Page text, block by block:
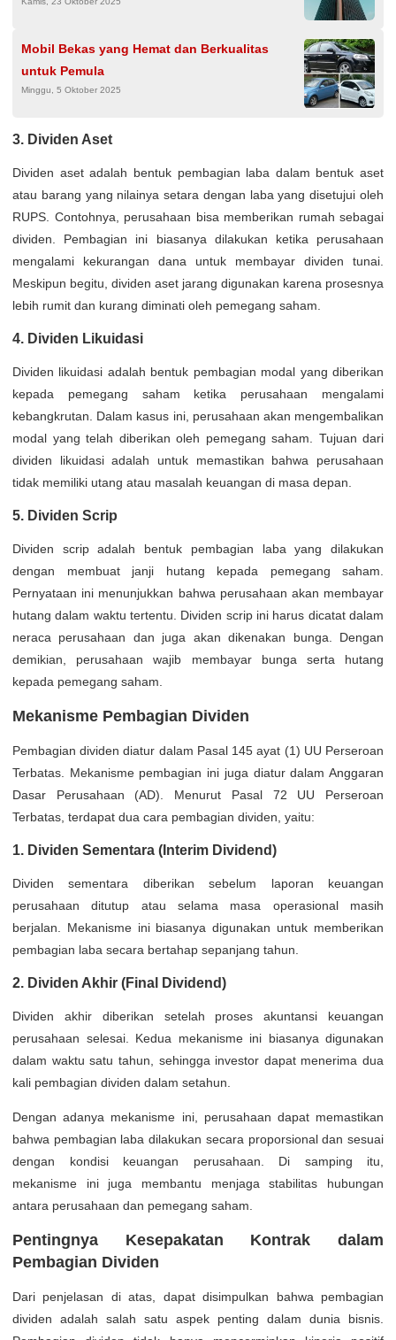
Mobil Bekas yang Hemat dan Berkualitas
untuk Pemula
Minggu, 5 Oktober 2025
3. Dividen Aset
Dividen aset adalah bentuk pembagian laba dalam bentuk aset
atau barang yang nilainya setara dengan laba yang disetujui oleh
RUPS. Contohnya, perusahaan bisa memberikan rumah sebagai
dividen. Pembagian ini biasanya dilakukan ketika perusahaan
mengalami kekurangan dana untuk membayar dividen tunai.
Meskipun begitu, dividen aset jarang digunakan karena prosesnya
lebih rumit dan kurang diminati oleh pemegang saham.
4. Dividen Likuidasi
Dividen likuidasi adalah bentuk pembagian modal yang diberikan
kepada pemegang saham ketika perusahaan mengalami
kebangkrutan. Dalam kasus ini, perusahaan akan mengembalikan
modal yang telah diberikan oleh pemegang saham. Tujuan dari
dividen likuidasi adalah untuk memastikan bahwa perusahaan
tidak memiliki utang atau masalah keuangan di masa depan.
5. Dividen Scrip
Dividen scrip adalah bentuk pembagian laba yang dilakukan
dengan membuat janji hutang kepada pemegang saham.
Pernyataan ini menunjukkan bahwa perusahaan akan membayar
hutang dalam waktu tertentu. Dividen scrip ini harus dicatat dalam
neraca perusahaan dan juga akan dikenakan bunga. Dengan
demikian, perusahaan wajib membayar bunga serta hutang
kepada pemegang saham.
Mekanisme Pembagian Dividen
Pembagian dividen diatur dalam Pasal 145 ayat (1) UU Perseroan
Terbatas. Mekanisme pembagian ini juga diatur dalam Anggaran
Dasar Perusahaan (AD). Menurut Pasal 72 UU Perseroan
Terbatas, terdapat dua cara pembagian dividen, yaitu:
1. Dividen Sementara (Interim Dividend)
Dividen sementara diberikan sebelum laporan keuangan
perusahaan ditutup atau selama masa operasional masih
berjalan. Mekanisme ini biasanya digunakan untuk memberikan
pembagian laba secara bertahap sepanjang tahun.
2. Dividen Akhir (Final Dividend)
Dividen akhir diberikan setelah proses akuntansi keuangan
perusahaan selesai. Kedua mekanisme ini biasanya digunakan
dalam waktu satu tahun, sehingga investor dapat menerima dua
kali pembagian dividen dalam setahun.
Dengan adanya mekanisme ini, perusahaan dapat memastikan
bahwa pembagian laba dilakukan secara proporsional dan sesuai
dengan kondisi keuangan perusahaan. Di samping itu,
mekanisme ini juga membantu menjaga stabilitas hubungan
antara perusahaan dan pemegang saham.
Pentingnya Kesepakatan Kontrak dalam
Pembagian Dividen
Dari penjelasan di atas, dapat disimpulkan bahwa pembagian
dividen adalah salah satu aspek penting dalam dunia bisnis.